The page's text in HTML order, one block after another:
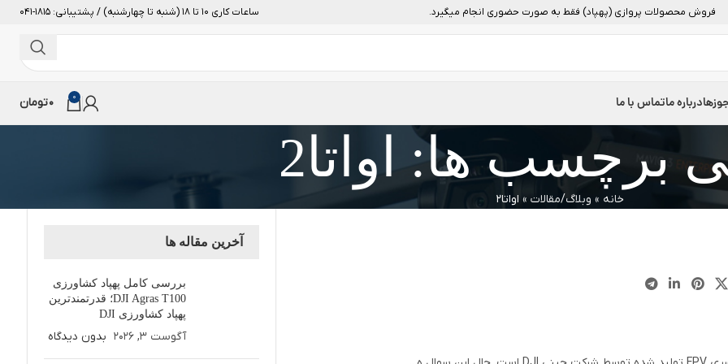
فروش محصولات پروازی (پهپاد) فقط به صورت حضوری انجام میگیرد. ساعات کاری 10 تا 18 (شنبه تا چهارشنبه) / پشتیبانی: 1815-041
درباره ماتماس با ما 0
0تومان
برچسب ها: اواتا2
خانه » وبلاگ/مقالات » اواتا2
آخرین مقاله ها
بررسی کامل پهپاد کشاورزی
DJI Agras T100؛ قدرتمندترین
پهپاد کشاورزی DJI
آگوست 3, 2026 بدون دیدگاه